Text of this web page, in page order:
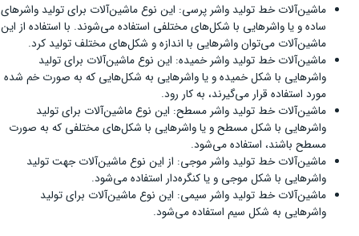
ماشین‌آلات خط تولید واشر پرسی: این نوع ماشین‌آلات برای تولید واشرهای
ساده و یا واشرهایی با شکل‌های مختلفی استفاده می‌شوند. با استفاده از این
ماشین‌آلات می‌توان واشرهایی با اندازه و شکل‌های مختلف تولید کرد.
ماشین‌آلات خط تولید واشر خمیده: این نوع ماشین‌آلات برای تولید
واشرهایی با شکل خمیده و یا واشرهایی به شکل‌هایی که به صورت خم شده
مورد استفاده قرار می‌گیرند، به کار رود.
ماشین‌آلات خط تولید واشر مسطح: این نوع ماشین‌آلات برای تولید
واشرهایی با شکل مسطح و یا واشرهایی با شکل‌های مختلفی که به صورت
مسطح باشند، استفاده می‌شود.
ماشین‌آلات خط تولید واشر موجی: از این نوع ماشین‌آلات جهت تولید
واشرهایی با شکل موجی و یا کنگره‌دار استفاده می‌شود.
ماشین‌آلات خط تولید واشر سیمی: این نوع ماشین‌آلات برای تولید
واشرهایی به شکل سیم استفاده می‌شود.